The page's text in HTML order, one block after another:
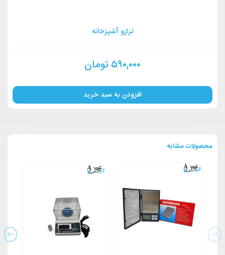
ترازو آشپزخانه
۵۹۰,۰۰۰تومان
افزودن به سبد خرید
محصولات مشابه